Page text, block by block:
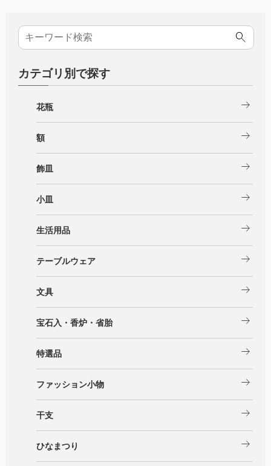
カテゴリ別で探す
花瓶 arrow_right_alt
額 arrow_right_alt
飾皿 arrow_right_alt
小皿 arrow_right_alt
生活用品 arrow_right_alt
テーブルウェア arrow_right_alt
文具 arrow_right_alt
宝石入・香炉・省胎 arrow_right_alt
特選品 arrow_right_alt
ファッション小物 arrow_right_alt
干支 arrow_right_alt
ひなまつり arrow_right_alt